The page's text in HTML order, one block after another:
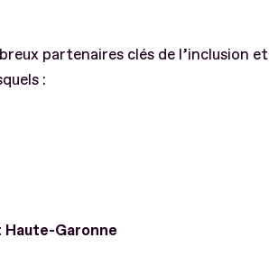
partenaires clés de l’inclusion et
:
Garonne